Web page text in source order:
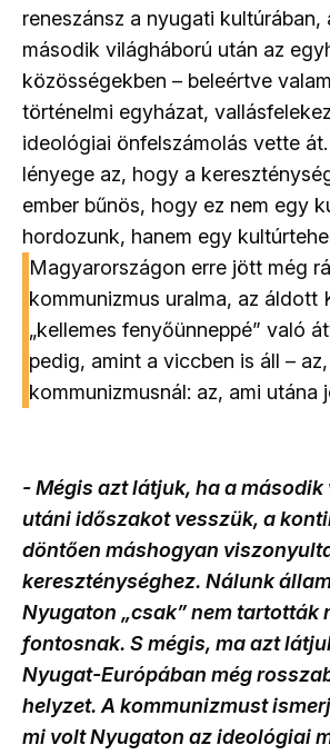
reneszánsz a nyugati kultúrában,
második világháború után az
közösségekben – beleértve
történelmi egyházat,
ideológiai önfelszámolás vette
lényege az, hogy a
ember bűnös, hogy ez nem egy
hordozunk, hanem egy
Magyarországon erre jött még
kommunizmus uralma, az áldott
„kellemes fenyőünneppé” való
pedig, amint a viccben is áll –
kommunizmusnál: az, ami utána
- Mégis azt látjuk, ha a
utáni időszakot vesszük, a
döntően máshogyan
kereszténységhez. Nálunk
Nyugaton „csak” nem tartották
fontosnak. S mégis, ma azt
Nyugat-Európában még
helyzet. A kommunizmust
mi volt Nyugaton az ideológiai